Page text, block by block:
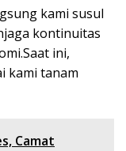
kami susul
kontinuitas
ini,
kami tanam
Camat